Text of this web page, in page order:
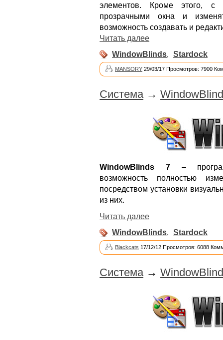
элементов. Кроме этого, с
прозрачными окна и
возможность создавать и
Читать далее
WindowBlinds, Stardock
MANSORY 29/03/17 Просмотров: 7900
Система →
WindowBlinds 7–
возможность полностью
посредством установки
из них.
Читать далее
WindowBlinds, Stardock
Blackcats 17/12/12 Просмотров: 6088
Система →